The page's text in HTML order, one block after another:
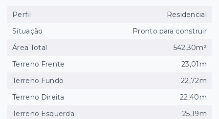
Perfil
Residencial
Situação
Pronto para construir
Área Total
542,30m²
Terreno Frente
23,01m
Terreno Fundo
22,72m
Terreno Direita
22,40m
Terreno Esquerda
25,19m